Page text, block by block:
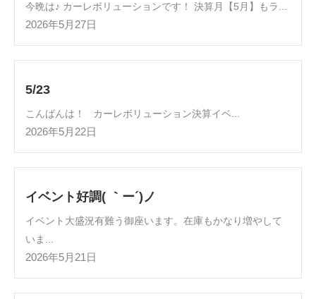
今晩は♪ カーレボリューションです！ 決算月【5月】もラ...
2026年5月27日
5/23
こんばんは！ カーレボリューション決算イベ...
2026年5月22日
イベント好調( ｀ー´)ノ
イベント大盛況有難う御座います。在庫もかなり増やして
いま...
2026年5月21日